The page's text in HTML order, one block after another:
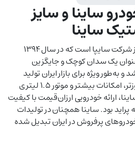
ساینا و سایز
ساینا
، خودرویی اقتصادی از شرکت سایپا است که در سال ۱۳۹۴
یک سدان کوچک و جایگزین
به‌طور ویژه برای بازار ایران تولید
گردید. ساینا با طراحی به‌روزتر، امکانات بیشتر و موتور ۱.۵ لیتری
ارائه خودرویی ارزان‌قیمت با کیفیت
پراید بود. ساینا همچنان در تولیدات
خودروهای پرفروش در ایران تبدیل شده